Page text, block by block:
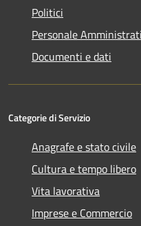
Politici
Personale
Documenti e dati
Categorie di Servizio
Anagrafe e stato civile
Cultura e tempo libero
Vita lavorativa
Imprese e Commercio